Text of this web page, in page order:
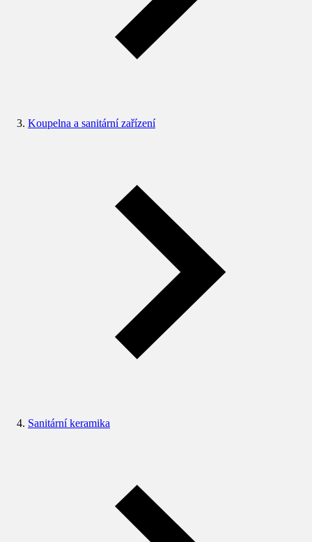
Koupelna a sanitární zařízení
Sanitární keramika